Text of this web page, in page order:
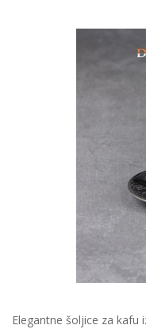
Elegantne šoljice za